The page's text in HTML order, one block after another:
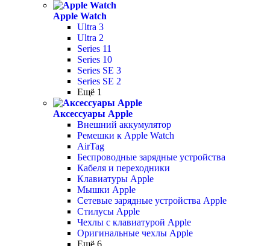
Apple Watch
Ultra 3
Ultra 2
Series 11
Series 10
Series SE 3
Series SE 2
Ещё 1
Аксессуары Apple
Внешний аккумулятор
Ремешки к Apple Watch
AirTag
Беспроводные зарядные устройства
Кабеля и переходники
Клавиатуры Apple
Мышки Apple
Сетевые зарядные устройства Apple
Стилусы Apple
Чехлы с клавиатурой Apple
Оригинальные чехлы Apple
Ещё 6